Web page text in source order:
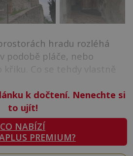
hradu rozléhá
podobě pláče, nebo
křiku. Co se tehdy vlastně
k dočtení. Nenechte si
to ujít!
CO NABÍZÍ
PREMIUM?